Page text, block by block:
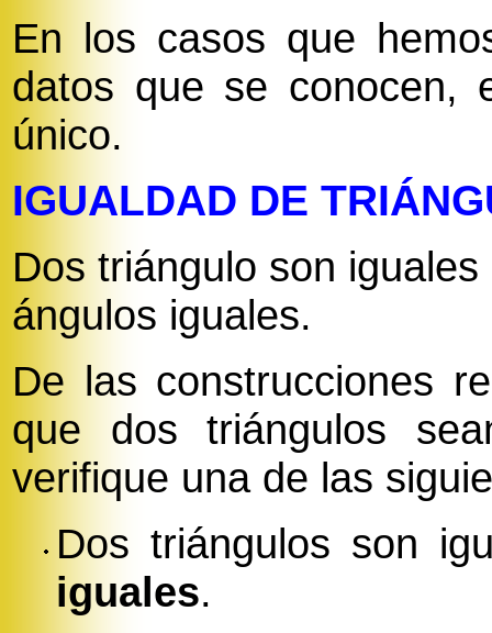
En los casos que
datos que se conocen,
único.
IGUALDAD DE
Dos triángulo son
ángulos iguales.
De las construcciones
que dos triángulos
verifique una de las
Dos triángulos son
iguales.